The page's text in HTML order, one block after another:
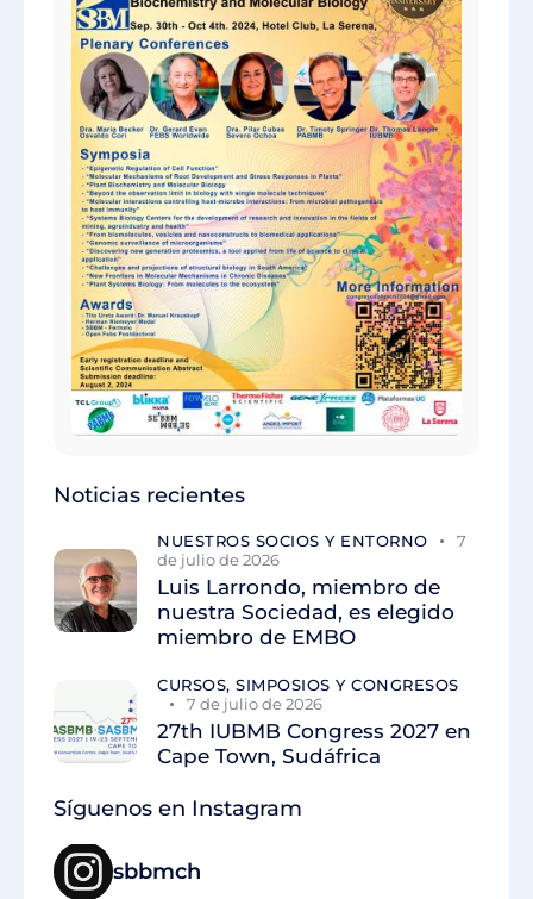
Noticias recientes
NUESTROS SOCIOS Y ENTORNO
7
de julio de 2026
Luis Larrondo, miembro de
nuestra Sociedad, es elegido
miembro de EMBO
CURSOS, SIMPOSIOS Y CONGRESOS
7 de julio de 2026
27th IUBMB Congress 2027 en
Cape Town, Sudáfrica
Síguenos en Instagram
sbbmch